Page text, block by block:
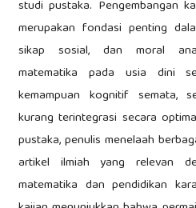
studi pustaka. Pengembangan
merupakan fondasi penting
sikap sosial, dan moral
matematika pada usia dini
kemampuan kognitif semata,
kurang terintegrasi secara
pustaka, penulis menelaah
artikel ilmiah yang relevan
matematika dan pendidikan